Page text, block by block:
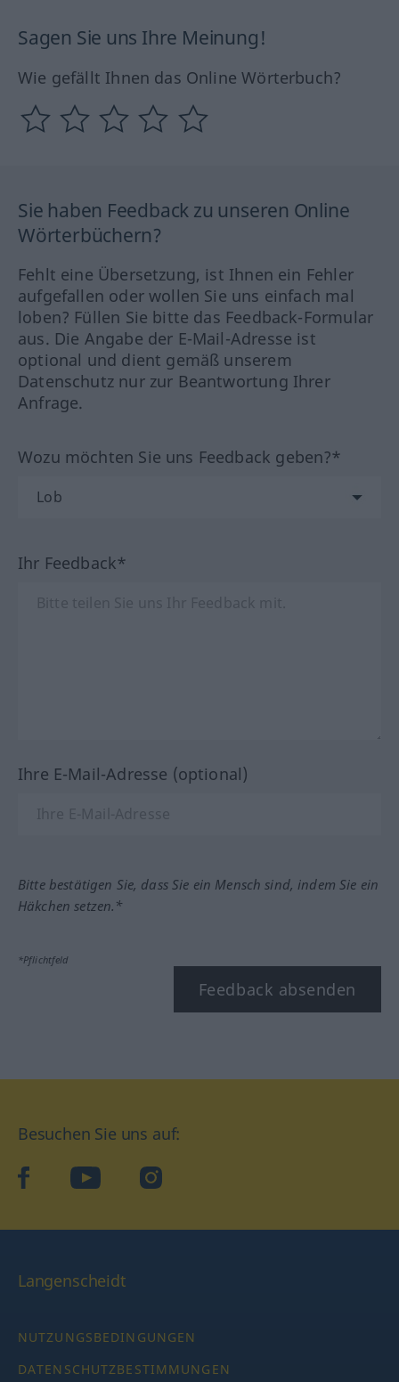
Sagen Sie uns Ihre Meinung!
Wie gefällt Ihnen das Online Wörterbuch?
Sie haben Feedback zu unseren Online
Wörterbüchern?
Fehlt eine Übersetzung, ist Ihnen ein Fehler
aufgefallen oder wollen Sie uns einfach mal
loben? Füllen Sie bitte das Feedback-Formular
aus. Die Angabe der E-Mail-Adresse ist
optional und dient gemäß unserem
Datenschutz nur zur Beantwortung Ihrer
Anfrage.
Wozu möchten Sie uns Feedback geben?*
Ihr Feedback*
Ihre E-Mail-Adresse (optional)
Bitte bestätigen Sie, dass Sie ein Mensch sind, indem Sie ein
Häkchen setzen.*
*Pflichtfeld
Feedback absenden
Besuchen Sie uns auf:
facebookYouTube Instagram
Langenscheidt
NUTZUNGSBEDINGUNGEN
DATENSCHUTZBESTIMMUNGEN